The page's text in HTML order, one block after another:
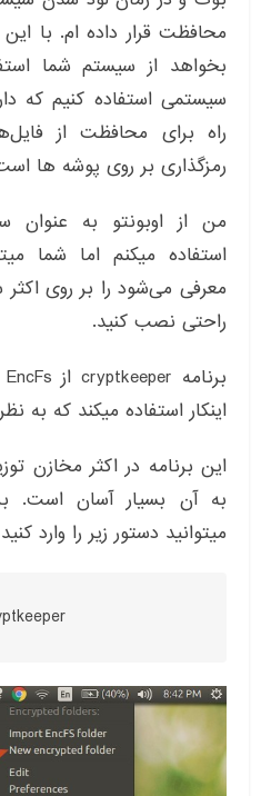
محافظت قرار داده ام. با
بخواهد از سیستم شما
سیستمی استفاده کنیم که
راه برای محافظت از
رمزگذاری بر روی پوشه ها
من از اوبونتو به
استفاده میکنم اما شما
معرفی می‌شود را بر روی
راحتی نصب کنید.
اینکار استفاده میکند که
این برنامه در اکثر مخازن
به آن بسیار آسان است.
میتوانید دستور زیر را وارد